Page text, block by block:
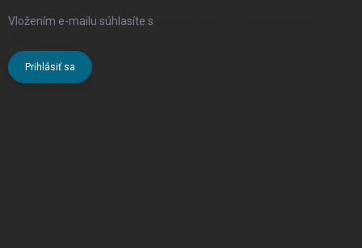
Vložením e-mailu súhlasíte s
Prihlásiť sa